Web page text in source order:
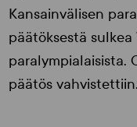
Kansainvälisen
päätöksestä sulkea
paralympialaisista.
päätös